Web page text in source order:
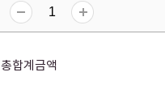
총합계금액